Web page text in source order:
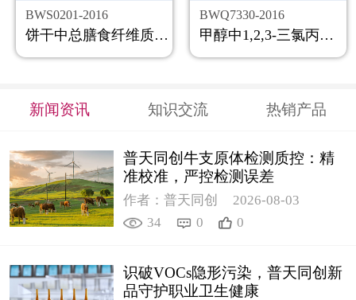
BWS0201-2016
饼干中总膳食纤维质控样品
BWQ7330-2016
甲醇中1,2,3-三氯丙烷溶液标准物质
新闻资讯 知识交流 热销产品
普天同创牛支原体检测质控：精
准校准，严控检测误差
作者：普天同创
2026-08-03
34
0 0
识破VOCs隐形污染，普天同创新
品守护职业卫生健康